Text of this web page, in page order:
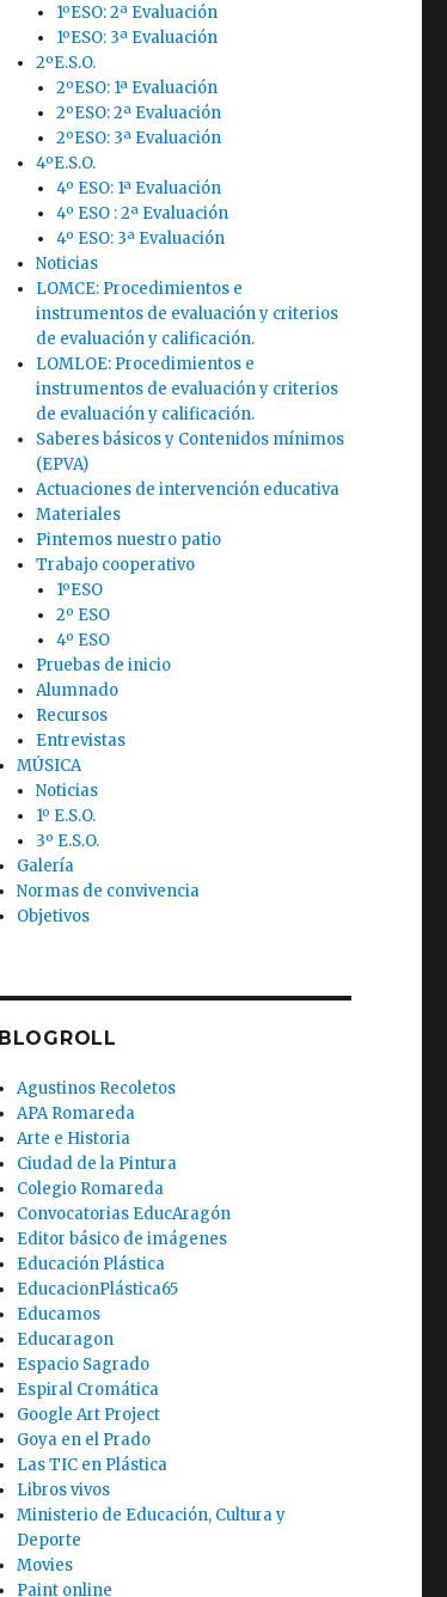
1ºESO: 2ª Evaluación
1ºESO: 3ª Evaluación
2ºE.S.O.
2ºESO: 1ª Evaluación
2ºESO: 2ª Evaluación
2ºESO: 3ª Evaluación
4ºE.S.O.
4º ESO: 1ª Evaluación
4º ESO : 2ª Evaluación
4º ESO: 3ª Evaluación
Noticias
LOMCE: Procedimientos e
instrumentos de evaluación y criterios
de evaluación y calificación.
LOMLOE: Procedimientos e
instrumentos de evaluación y criterios
de evaluación y calificación.
Saberes básicos y Contenidos mínimos
(EPVA)
Actuaciones de intervención educativa
Materiales
Pintemos nuestro patio
Trabajo cooperativo
1ºESO
2º ESO
4º ESO
Pruebas de inicio
Alumnado
Recursos
Entrevistas
MÚSICA
Noticias
1º E.S.O.
3º E.S.O.
Galería
Normas de convivencia
Objetivos
BLOGROLL
Agustinos Recoletos
APA Romareda
Arte e Historia
Ciudad de la Pintura
Colegio Romareda
Convocatorias EducAragón
Editor básico de imágenes
Educación Plástica
EducacionPlástica65
Educamos
Educaragon
Espacio Sagrado
Espiral Cromática
Google Art Project
Goya en el Prado
Las TIC en Plástica
Libros vivos
Ministerio de Educación, Cultura y
Deporte
Movies
Paint online